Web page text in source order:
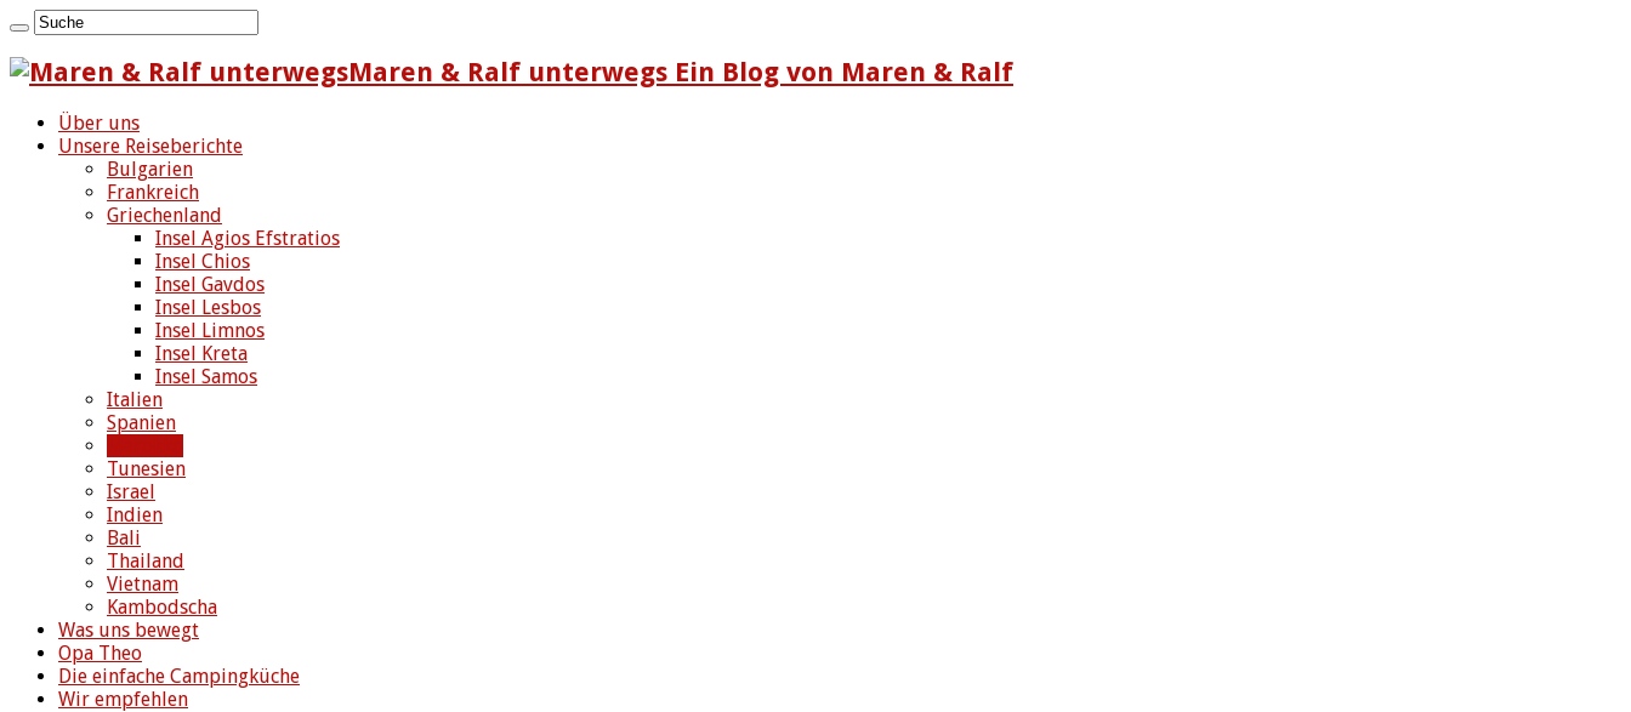
Maren & Ralf unterwegs Ein Blog von Maren & Ralf
Über uns
Unsere Reiseberichte
Bulgarien
Frankreich
Griechenland
Insel Agios Efstratios
Insel Chios
Insel Gavdos
Insel Lesbos
Insel Limnos
Insel Kreta
Insel Samos
Italien
Spanien
Tunesien
Israel
Indien
Bali
Thailand
Vietnam
Kambodscha
Was uns bewegt
Opa Theo
Die einfache Campingküche
Wir empfehlen